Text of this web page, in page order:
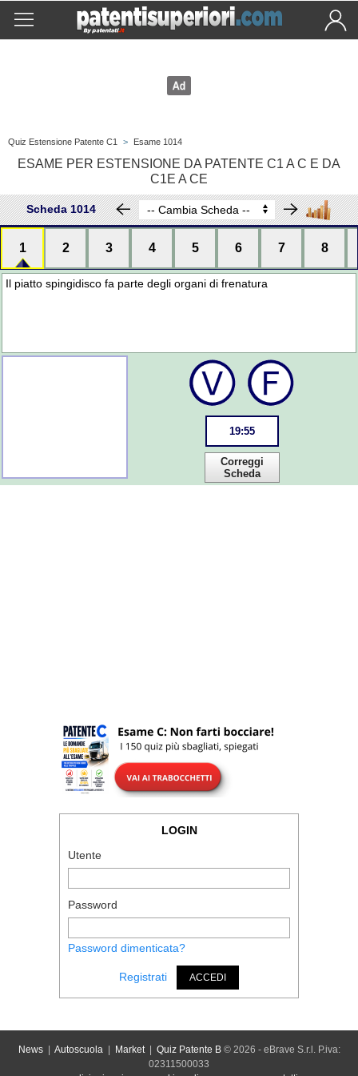
Quiz Estensione Patente C1 > Esame 1014
ESAME PER ESTENSIONE DA PATENTE C1 A C E DA
C1E A CE
Scheda 1014
1 2 3 4 5 6 7 8
Il piatto spingidisco fa parte degli organi di frenatura
19:55
Correggi
Scheda
LOGIN
Utente
Password
Password dimenticata?
Registrati ACCEDI
News| Autoscuola| Market| Quiz Patente B© 2026 - eBrave S.r.l. P.iva:
02311500033